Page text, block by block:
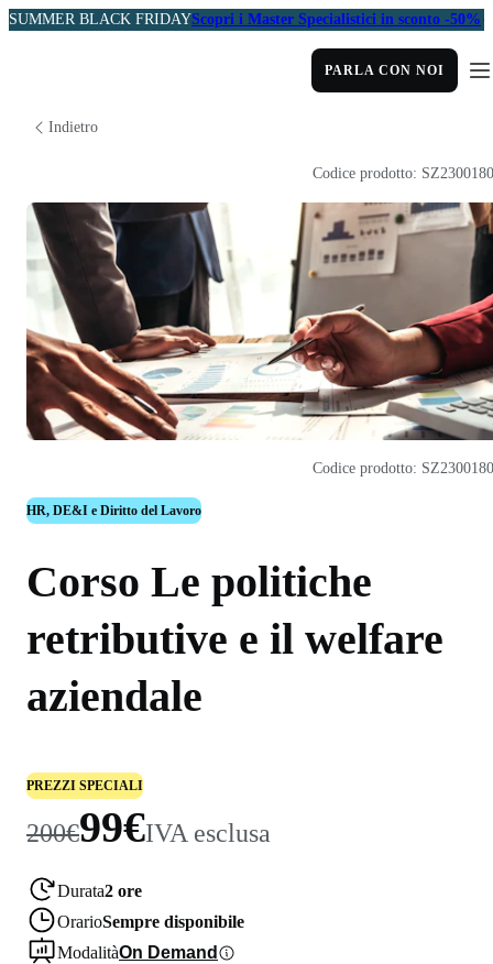
SUMMER BLACK FRIDAYScopri i Master Specialistici in sconto -50%
PARLA CON NOI
Indietro
HR, DE&I e Diritto del Lavoro
Corso Le politiche
retributive e il welfare
aziendale
PREZZI SPECIALI
200€99€IVA esclusa
Durata2 ore
OrarioSempre disponibile
ModalitàOn Demand
Codice prodotto:
Codice prodotto: